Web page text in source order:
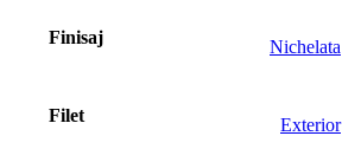
Finisaj Nichelata
Filet Exterior